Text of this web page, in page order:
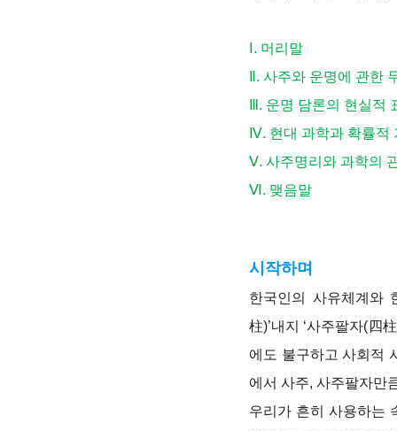
Ⅰ. 머리말
Ⅱ. 사주와 운명에 관한
Ⅲ. 운명 담론의 현실적
Ⅳ. 현대 과학과 확률적
Ⅴ. 사주명리와 과학의
Ⅵ. 맺음말
시작하며
한국인의 사유체계와
柱)’내지 ‘사주팔자(四
에도 불구하고 사회적
에서 사주, 사주팔자만
우리가 흔히 사용하는